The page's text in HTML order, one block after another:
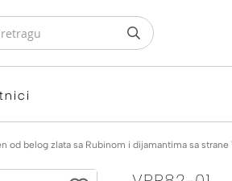
od belog zlata sa Rubinom i dijamantima sa strane